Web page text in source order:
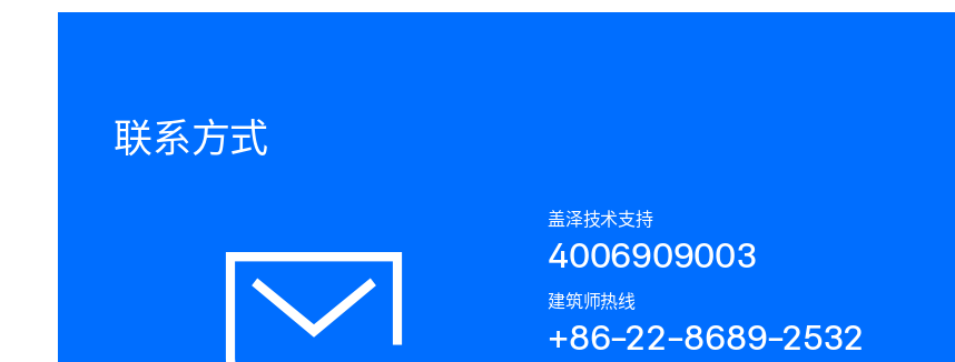
联系方式
盖泽技术支持
4006909003
建筑师热线
+86-22-8689-2532